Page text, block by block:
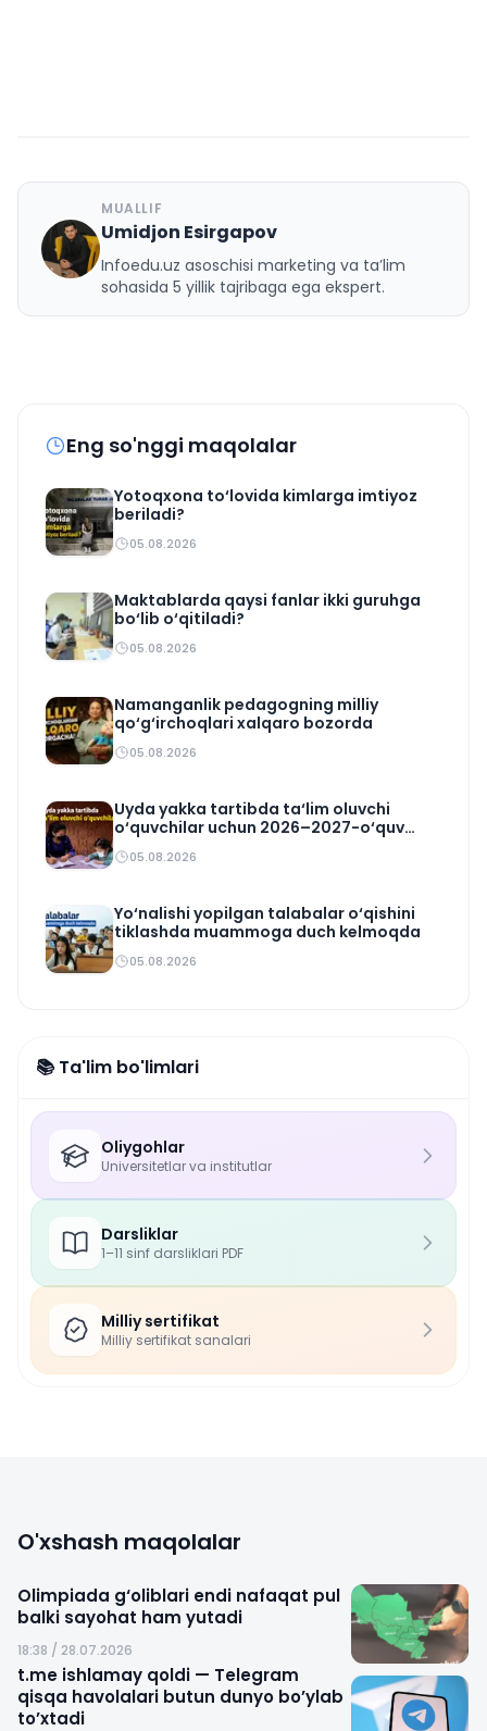
U
MUALLIF
Umidjon Esirgapov
Infoedu.uz asoschisi marketing va ta’lim
sohasida 5 yillik tajribaga ega ekspert.
Eng so'nggi maqolalar
Yotoqxona to‘lovida kimlarga imtiyoz
beriladi?
05.08.2026
Maktablarda qaysi fanlar ikki guruhga
bo‘lib o‘qitiladi?
05.08.2026
Namanganlik pedagogning milliy
qo‘g‘irchoqlari xalqaro bozorda
05.08.2026
Uyda yakka tartibda ta‘lim oluvchi
o‘quvchilar uchun 2026–2027-o‘quv
rejasi tasdiqlandi
05.08.2026
Yo‘nalishi yopilgan talabalar o‘qishini
tiklashda muammoga duch kelmoqda
05.08.2026
📚 Ta'lim bo'limlari
Oliygohlar
Universitetlar va institutlar
Darsliklar
1–11 sinf darsliklari PDF
Milliy sertifikat
Milliy sertifikat sanalari
O'xshash maqolalar
Olimpiada g‘oliblari endi nafaqat pul
balki sayohat ham yutadi
18:38 / 28.07.2026
t.me ishlamay qoldi — Telegram
qisqa havolalari butun dunyo bo’ylab
to’xtadi